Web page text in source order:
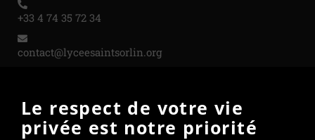
+33 4 74 35 72 34
contact@lyceesaintsorlin.org
PARTENAIRES
Le respect de votre vie
privée est notre priorité